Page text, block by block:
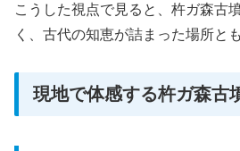
こうした視点で見ると、杵ガ森古
く、古代の知恵が詰まった場所と
現地で体感する杵ガ森古